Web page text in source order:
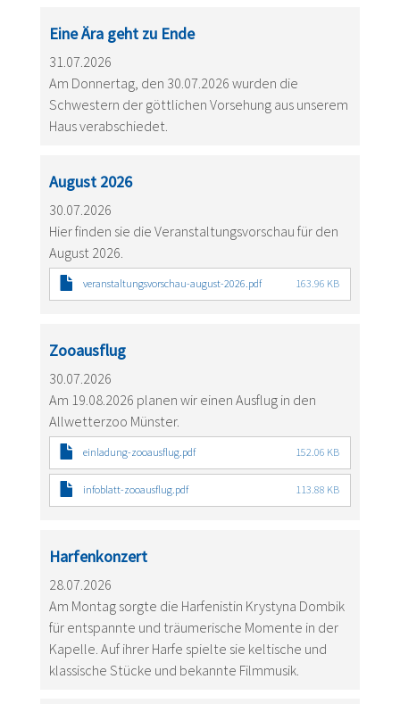
Eine Ära geht zu Ende
31.07.2026
Am Donnertag, den 30.07.2026 wurden die
Schwestern der göttlichen Vorsehung aus unserem
Haus verabschiedet.
August 2026
30.07.2026
Hier finden sie die Veranstaltungsvorschau für den
August 2026.
veranstaltungsvorschau-august-2026.pdf 163.96 KB
Zooausflug
30.07.2026
Am 19.08.2026 planen wir einen Ausflug in den
Allwetterzoo Münster.
einladung-zooausflug.pdf 152.06 KB
infoblatt-zooausflug.pdf 113.88 KB
Harfenkonzert
28.07.2026
Am Montag sorgte die Harfenistin Krystyna Dombik
für entspannte und träumerische Momente in der
Kapelle. Auf ihrer Harfe spielte sie keltische und
klassische Stücke und bekannte Filmmusik.